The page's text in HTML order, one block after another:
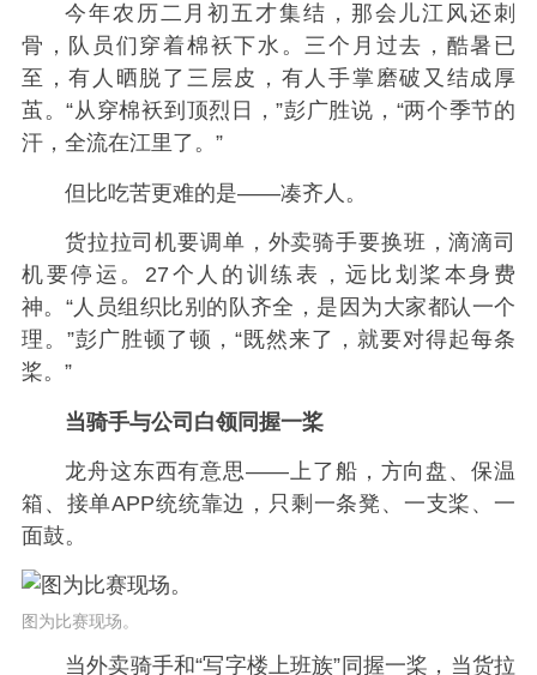
今年农历二月初五才集结，那会儿江风还刺
骨，队员们穿着棉袄下水。三个月过去，酷暑已
至，有人晒脱了三层皮，有人手掌磨破又结成厚
茧。“从穿棉袄到顶烈日，”彭广胜说，“两个季节的
汗，全流在江里了。”
但比吃苦更难的是——凑齐人。
货拉拉司机要调单，外卖骑手要换班，滴滴司
机要停运。27个人的训练表，远比划桨本身费
神。“人员组织比别的队齐全，是因为大家都认一个
理。”彭广胜顿了顿，“既然来了，就要对得起每条
桨。”
当骑手与公司白领同握一桨
龙舟这东西有意思——上了船，方向盘、保温
箱、接单APP统统靠边，只剩一条凳、一支桨、一
面鼓。
图为比赛现场。
当外卖骑手和“写字楼上班族”同握一桨，当货拉